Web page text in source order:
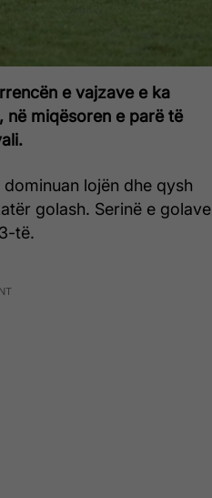
e vajzave e ka
miqësoren e parë të
lojën dhe qysh
golash. Serinë e golave
të.